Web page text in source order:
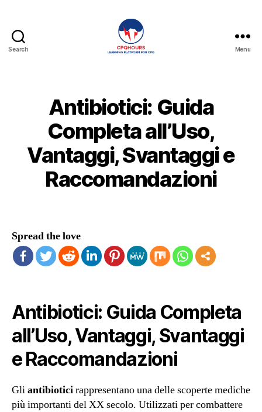
Search Menu
Antibiotici: Guida
Completa all’Uso,
Vantaggi, Svantaggi e
Raccomandazioni
Spread the love
Antibiotici: Guida Completa
all’Uso, Vantaggi, Svantaggi
e Raccomandazioni
Gliantibioticirappresentano una delle scoperte mediche
più importanti del XX secolo. Utilizzati per combattere